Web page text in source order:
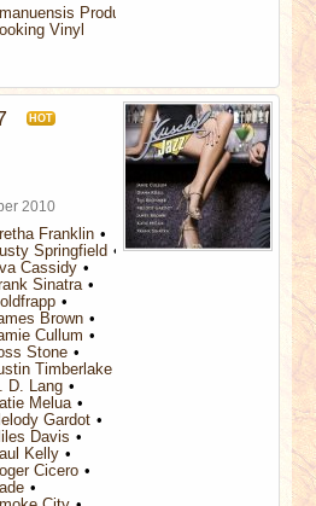
Productions
Vinyl
HOT
2010
Franklin
Springfield
Cassidy
Sinatra
Brown
Cullum
Stone
Timberlake
D. Lang
Melua
Gardot
Davis
Kelly
Cicero